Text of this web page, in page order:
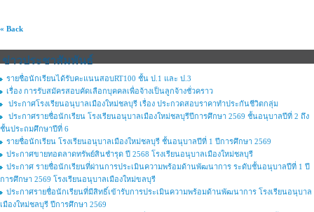
« Back
ข่าวประชาสัมพันธ์
รายชื่อนักเรียนได้รับคะแนนสอบRT100 ชั้น ป.1 และ ป.3
เรื่อง การรับสมัครสอบคัดเลือกบุคคลเพื่อจ้างเป็นลูกจ้างชั่วคราว
ประกาศโรงเรียนอนุบาลเมืองใหม่ชลบุรี เรื่อง ประกวดสอบราคาทำประกันชีวิตกลุ่ม
ประกาศรายชื่อนักเรียน โรงเรียนอนุบาลเมืองใหม่ชลบุรีปีการศึกษา 2569 ชั้นอนุบาลปีที่ 2 ถึง
ชั้นประถมศึกษาปีที่ 6
รายชื่อนักเรียน โรงเรียนอนุบาลเมืองใหม่ชลบุรี ชั้นอนุบาลปีที่ 1 ปีการศึกษา 2569
ประกาศขายทอตลาดทรัพย์สินชำรุด ปี 2568 โรงเรียนอนุบาลเมืองใหม่ชลบุรี
ประกาศ รายชื่อนักเรียนที่ผ่านการประเมินความพร้อมด้านพัฒนาการ ระดับชั้นอนุบาลปีที่ 1 ปี
การศึกษา 2569 โรงเรียนอนุบาลเมืองใหม่ขลบุรี
ประกาศรายชื่อนักเรียนที่มีสิทธิ์เข้ารับการประเมินความพร้อมด้านพัฒนาการ โรงเรียนอนุบาล
เมืองใหม่ชลบุรี ปีการศึกษา 2569